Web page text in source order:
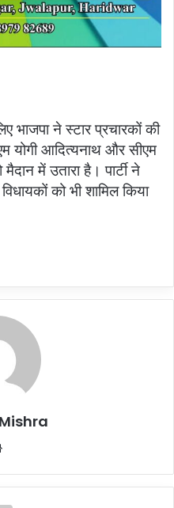
भाजपा ने स्टार प्रचारकों की
योगी आदित्यनाथ और सीएम
में उतारा है। पार्टी ने
को भी शामिल किया
Website